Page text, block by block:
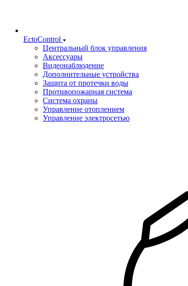
EctoControl
Центральный блок управления
Аксессуары
Видеонаблюдение
Дополнительные устройства
Защита от протечки воды
Противопожарная система
Система охраны
Управление отоплением
Управление электросетью